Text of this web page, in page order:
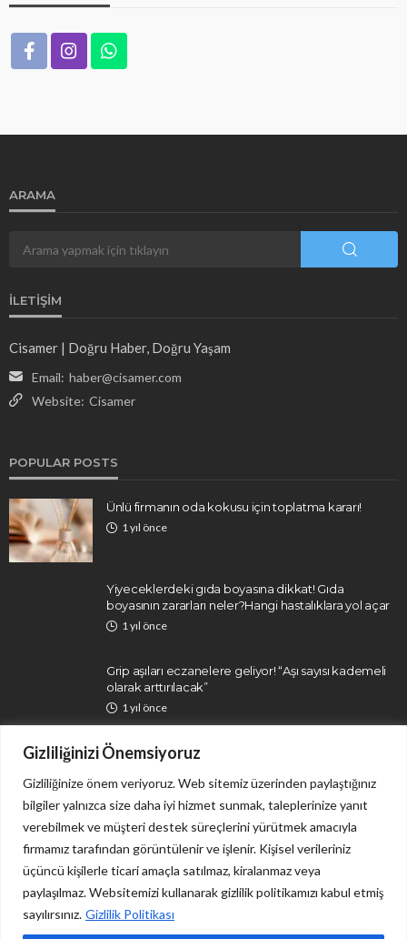
Gizliliğinizi Önemsiyoruz
Gizliliğinize önem veriyoruz. Web sitemiz üzerinden paylaştığınız
bilgiler yalnızca size daha iyi hizmet sunmak, taleplerinize yanıt
verebilmek ve müşteri destek süreçlerini yürütmek amacıyla
firmamız tarafından görüntülenir ve işlenir. Kişisel verileriniz
üçüncü kişilerle ticari amaçla satılmaz, kiralanmaz veya
paylaşılmaz. Websitemizi kullanarak gizlilik politikamızı kabul etmiş
sayılırsınız. Gizlilik Politikası
ARAMA
İLETIŞIM
Cisamer | Doğru Haber, Doğru Yaşam
Email: haber@cisamer.com
Website: Cisamer
POPULAR POSTS
Ünlü firmanın oda kokusu için toplatma kararı!
1 yıl önce
Yiyeceklerdeki gıda boyasına dikkat! Gıda
boyasının zararları neler?Hangi hastalıklara yol açar
1 yıl önce
Grip aşıları eczanelere geliyor! “Aşı sayısı kademeli
olarak arttırılacak”
1 yıl önce
İletişim Gizlilik Politikası